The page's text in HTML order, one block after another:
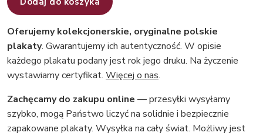
Oferujemy kolekcjonerskie, oryginalne polskie
plakaty. Gwarantujemy ich autentyczność. W opisie
każdego plakatu podany jest rok jego druku. Na życzenie
wystawiamy certyfikat. Więcej o nas.
Zachęcamy do zakupu online — przesyłki wysyłamy
szybko, mogą Państwo liczyć na solidnie i bezpiecznie
zapakowane plakaty. Wysyłka na cały świat. Możliwy jest